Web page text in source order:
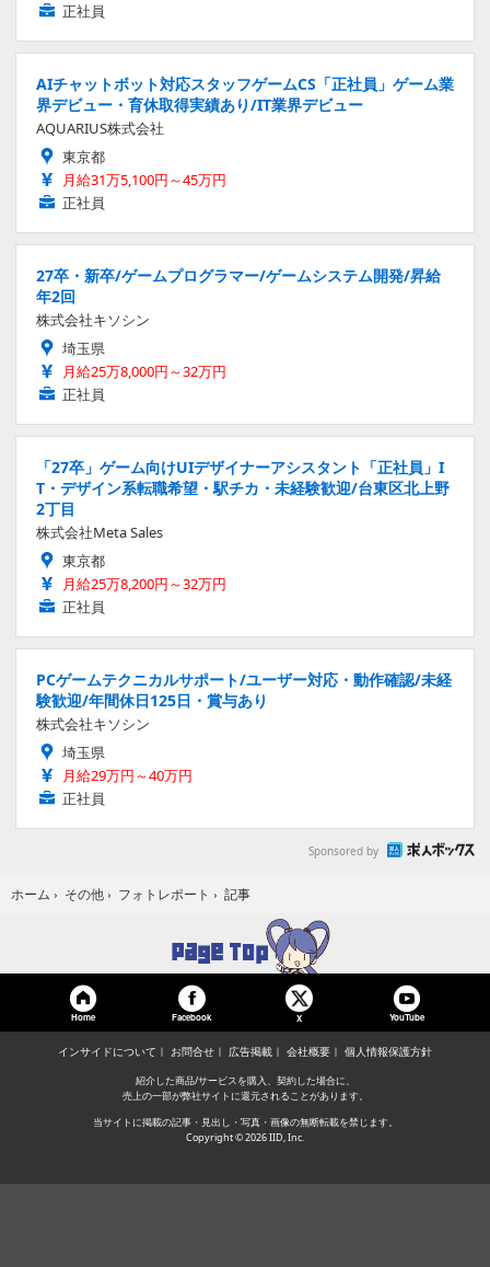
正社員
AIチャットボット対応スタッフゲームCS「正社員」ゲーム業
界デビュー・育休取得実績あり/IT業界デビュー
AQUARIUS株式会社
東京都
月給31万5,100円～45万円
正社員
27卒・新卒/ゲームプログラマー/ゲームシステム開発/昇給
年2回
株式会社キソシン
埼玉県
月給25万8,000円～32万円
正社員
「27卒」ゲーム向けUIデザイナーアシスタント「正社員」I
T・デザイン系転職希望・駅チカ・未経験歓迎/台東区北上野
2丁目
株式会社Meta Sales
東京都
月給25万8,200円～32万円
正社員
PCゲームテクニカルサポート/ユーザー対応・動作確認/未経
験歓迎/年間休日125日・賞与あり
株式会社キソシン
埼玉県
月給29万円～40万円
正社員
Sponsored by
ホーム › その他 › フォトレポート › 記事
Home Facebook X YouTube
インサイドについて お問合せ 広告掲載 会社概要 個人情報保護方針
紹介した商品/サービスを購入、契約した場合に、
売上の一部が弊社サイトに還元されることがあります。
当サイトに掲載の記事・見出し・写真・画像の無断転載を禁じます。
Copyright © 2026 IID, Inc.